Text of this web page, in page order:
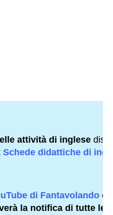
attività di inglese
Schede didattiche di
di Fantavolando e
la notifica di tutte le